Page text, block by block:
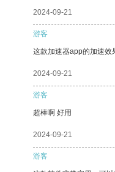
2024-09-21
游客
这款加速器app的加速效
2024-09-21
游客
超棒啊 好用
2024-09-21
游客